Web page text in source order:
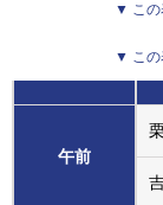
▼ この
▼ この
午前